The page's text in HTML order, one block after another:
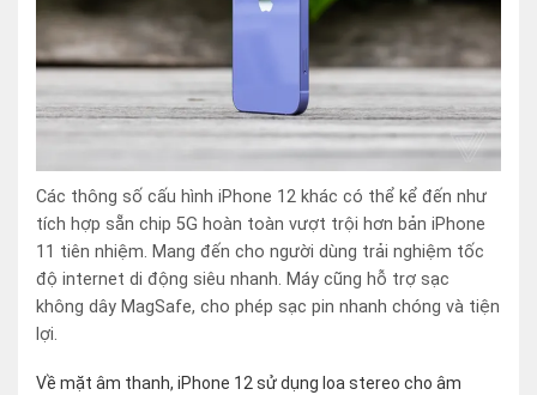
Các thông số cấu hình iPhone 12 khác có thể kể đến như
tích hợp sẵn chip 5G hoàn toàn vượt trội hơn bản iPhone
11 tiên nhiệm. Mang đến cho người dùng trải nghiệm tốc
độ internet di động siêu nhanh. Máy cũng hỗ trợ sạc
không dây MagSafe, cho phép sạc pin nhanh chóng và tiện
lợi.
Về mặt âm thanh, iPhone 12 sử dụng loa stereo cho âm